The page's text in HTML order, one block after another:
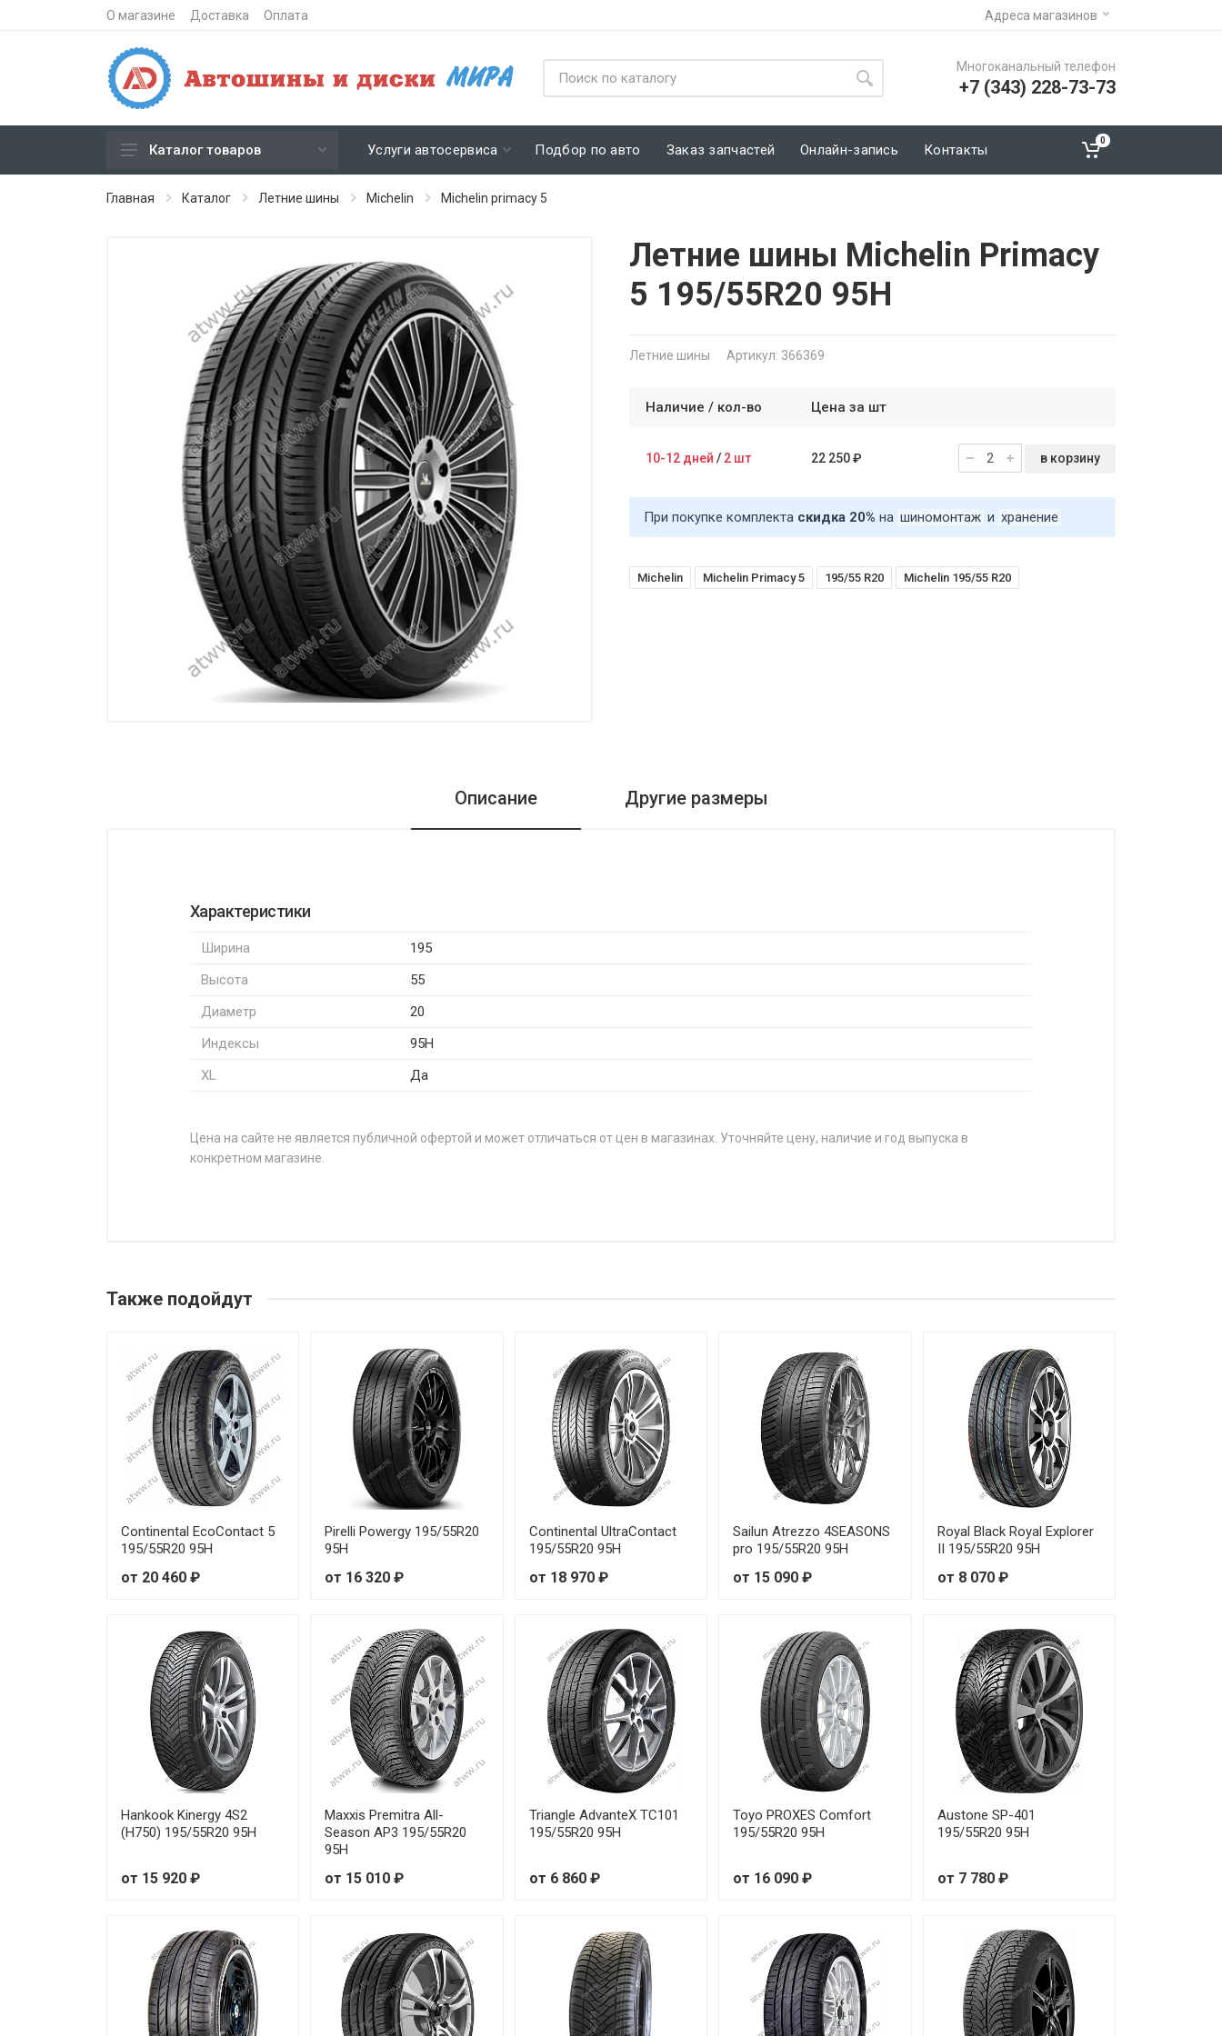
О магазине Доставка Оплата Адреса магазинов
Многоканальный телефон
+7 (343) 228-73-73
Зимние шипованные шины
Штампованные диски
Кованые диски
Каталог товаров Услуги автосервиса Подбор по авто Заказ запчастей Онлайн-запись Контакты
0
Главная Каталог Летние шины Michelin Michelin primacy 5
Летние шины Michelin Primacy
5 195/55R20 95H
Летние шины Артикул: 366369
Наличие / кол-во Цена за шт
10-12 дней / 2 шт 22 250 ₽ в корзину
При покупке комплекта скидка 20% на шиномонтаж и хранение
Michelin Michelin Primacy 5 195/55 R20 Michelin 195/55 R20
Описание Другие размеры
Характеристики
Ширина
195
Высота
55
Диаметр
20
Индексы
95H
XL
Да
Цена на сайте не является публичной офертой и может отличаться от цен в магазинах. Уточняйте цену, наличие и год выпуска в
конкретном магазине.
Michelin Primacy 5 205/55R16 91W
Michelin Primacy 5 205/55R17 95V от 22 740 ₽
Michelin Primacy 5 205/55R17 95W от 21 200 ₽
Michelin Primacy 5 205/55R17 95Y от 26 710 ₽
Michelin Primacy 5 205/60R16 96W от 14 150 ₽
Michelin Primacy 5 205/65R16 95W от 16 080 ₽
Michelin Primacy 5 215/40R18 89Y от 26 420 ₽
Michelin Primacy 5 215/45R18 93W от 19 030 ₽
Michelin Primacy 5 215/50R17 95W от 17 390 ₽
Michelin Primacy 5 215/55R16 97W от 18 410 ₽
Michelin Primacy 5 215/55R17 94V от 17 390 ₽
Michelin Primacy 5 215/55R17 94W от 24 840 ₽
Michelin Primacy 5 215/60R17 100V от 18 190 ₽
Michelin Primacy 5 215/60R17 96H от 19 420 ₽
Также подойдут
Continental EcoContact 5
195/55R20 95H
от 20 460 ₽
Pirelli Powergy 195/55R20
95H
от 16 320 ₽
Continental UltraContact
195/55R20 95H
от 18 970 ₽
Sailun Atrezzo 4SEASONS
pro 195/55R20 95H
от 15 090 ₽
Royal Black Royal Explorer
II 195/55R20 95H
от 8 070 ₽
Hankook Kinergy 4S2
(H750) 195/55R20 95H
от 15 920 ₽
Maxxis Premitra All-
Season AP3 195/55R20
95H
от 15 010 ₽
Triangle AdvanteX TC101
195/55R20 95H
от 6 860 ₽
Toyo PROXES Comfort
195/55R20 95H
от 16 090 ₽
Austone SP-401
195/55R20 95H
от 7 780 ₽